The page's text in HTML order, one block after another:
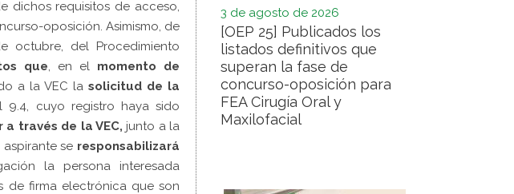
dichos requisitos de acceso,
oposición. Asimismo, de
del Procedimiento
que , en el momento de
a la VEC lasolicitud de la
cuyo registro haya sido
a través de la VEC, junto a la
se responsabilizará
la persona interesada
de firma electrónica que son
3 de agosto de 2026
[OEP 25] Publicados los
listados definitivos que
superan la fase de
concurso-oposición para
FEA Cirugía Oral y
Maxilofacial